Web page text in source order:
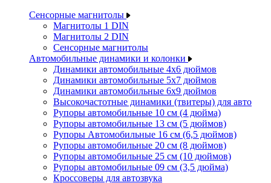
Сенсорные магнитолы
Магнитолы 1 DIN
Магнитолы 2 DIN
Сенсорные магнитолы
Автомобильные динамики и колонки
Динамики автомобильные 4x6 дюймов
Динамики автомобильные 5x7 дюймов
Динамики автомобильные 6x9 дюймов
Высокочастотные динамики (твитеры) для авто
Рупоры автомобильные 10 см (4 дюйма)
Рупоры автомобильные 13 см (5 дюймов)
Рупоры Автомобильные 16 см (6,5 дюймов)
Рупоры автомобильные 20 см (8 дюймов)
Рупоры автомобильные 25 см (10 дюймов)
Рупоры автомобильные 09 см (3,5 дюйма)
Кроссоверы для автозвука